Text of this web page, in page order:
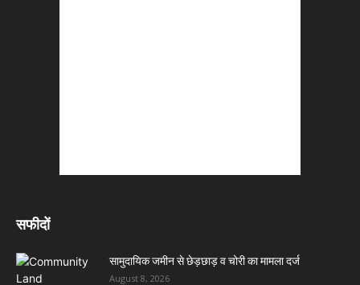
सफीदों
सामुदायिक जमीन से छेड़छाड़ व चोरी का मामला दर्ज
August 8, 2026